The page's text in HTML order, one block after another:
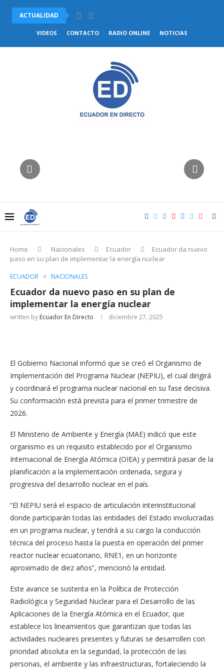
ACTUALIDAD
VENEZUELA Y CHILE ACUERDAN COMENZAR EL RESTABLECIMIENTO
VIDEOS CONTACTO RADIO ONLINE NOTICIAS
Home Nacionales Ecuador
Ecuador da nuevo
paso en su plan de implementar la energía nuclear
ECUADOR NACIONALES
Ecuador da nuevo paso en su plan de
implementar la energía nuclear
written by Ecuador En Directo diciembre 27, 2025
El Gobierno Nacional informó que se creó el Organismo de
Implementación del Programa Nuclear (NEPIU), el cual dirigirá
y coordinará el programa nuclear nacional en su fase decisiva.
Su conformación está prevista para el primer trimestre de
2026.
El Ministerio de Ambiente y Energía (MAE) indicó que este
organismo es un requisito establecido por el Organismo
Internacional de Energía Atómica (OIEA) y permitirá pasar de la
planificación a la implementación ordenada, segura y
progresiva del desarrollo nuclear en el país.
“El NEPIU será el espacio de articulación interinstitucional
donde participarán todas las entidades del Estado involucradas
en un programa nuclear, y tendrá a su cargo la conducción
técnica del proceso hasta la puesta en operación del primer
reactor nuclear ecuatoriano, RNE1, en un horizonte
aproximado de diez años”, mencionó la entidad.
Este avance se sustenta en la Política de Protección
Radiológica y Seguridad Nuclear para el Desarrollo de las
Aplicaciones de la Energía Atómica en el Ecuador, que
establece los lineamientos que garantizan que todas las
actividades nucleares presentes y futuras se desarrollen con
prioridad absoluta en la seguridad, la protección de las
personas, el ambiente y las infraestructuras, fortaleciendo la